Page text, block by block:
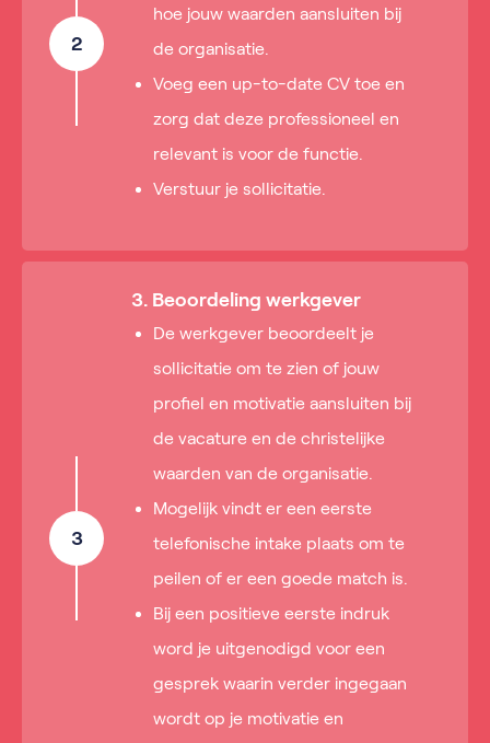
2
hoe jouw waarden aansluiten bij
de organisatie.
Voeg een up-to-date CV toe en
zorg dat deze professioneel en
relevant is voor de functie.
Verstuur je sollicitatie.
3
3. Beoordeling werkgever
De werkgever beoordeelt je
sollicitatie om te zien of jouw
profiel en motivatie aansluiten bij
de vacature en de christelijke
waarden van de organisatie.
Mogelijk vindt er een eerste
telefonische intake plaats om te
peilen of er een goede match is.
Bij een positieve eerste indruk
word je uitgenodigd voor een
gesprek waarin verder ingegaan
wordt op je motivatie en